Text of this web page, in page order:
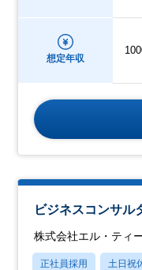
想定年収
ビジネスコンサル
株式会社エル・ティ
正社員採用 土日祝